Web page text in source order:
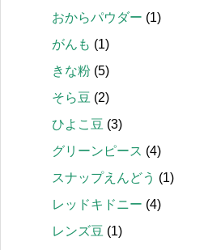
おからパウダー (1)
がんも (1)
きな粉 (5)
そら豆 (2)
ひよこ豆 (3)
グリーンピース (4)
スナップえんどう (1)
レッドキドニー (4)
レンズ豆 (1)